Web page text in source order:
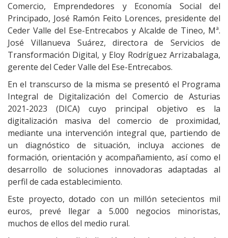
Comercio, Emprendedores y Economía Social del
Principado, José Ramón Feito Lorences, presidente del
Ceder Valle del Ese-Entrecabos y Alcalde de Tineo, Mª.
José Villanueva Suárez, directora de Servicios de
Transformación Digital, y Eloy Rodríguez Arrizabalaga,
gerente del Ceder Valle del Ese-Entrecabos.
En el transcurso de la misma se presentó el Programa
Integral de Digitalización del Comercio de Asturias
2021-2023 (DICA) cuyo principal objetivo es la
digitalización masiva del comercio de proximidad,
mediante una intervención integral que, partiendo de
un diagnóstico de situación, incluya acciones de
formación, orientación y acompañamiento, así como el
desarrollo de soluciones innovadoras adaptadas al
perfil de cada establecimiento.
Este proyecto, dotado con un millón setecientos mil
euros, prevé llegar a 5.000 negocios minoristas,
muchos de ellos del medio rural.